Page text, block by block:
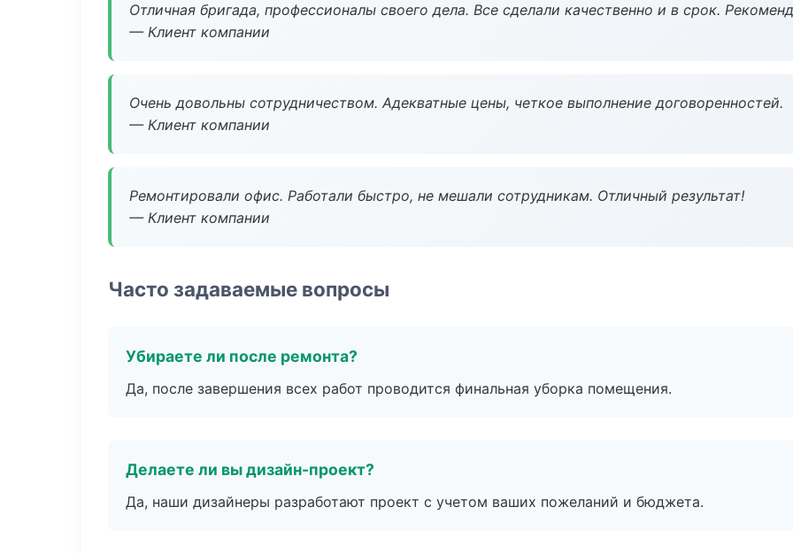
Отличная бригада, профессионалы своего дела. Все сделали качественно и в срок.
— Клиент компании
Очень довольны сотрудничеством. Адекватные цены, четкое выполнение договоренностей.
— Клиент компании
Ремонтировали офис. Работали быстро, не мешали сотрудникам. Отличный результат!
— Клиент компании
Часто задаваемые вопросы
Убираете ли после ремонта?
Да, после завершения всех работ проводится финальная уборка помещения.
Делаете ли вы дизайн-проект?
Да, наши дизайнеры разработают проект с учетом ваших пожеланий и бюджета.